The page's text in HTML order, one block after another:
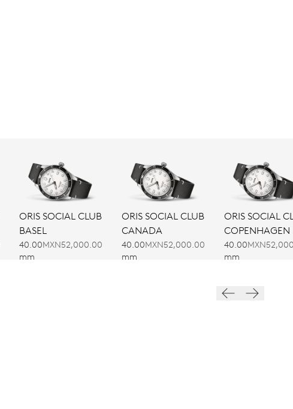
ORIS SOCIAL CLUB
BASEL
40.00
mm
MXN52,000.00
ORIS SOCIAL CLUB
CANADA
40.00
mm
MXN52,000.00
ORIS SOCIAL
COPENHAGEN
40.00
mm